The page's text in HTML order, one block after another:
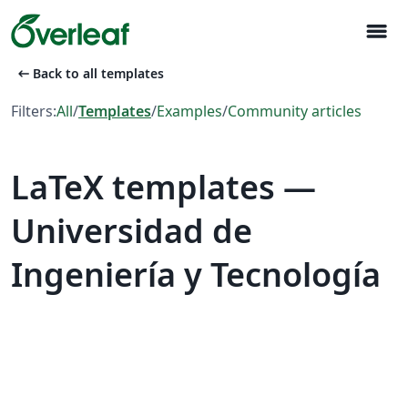
menu
arrow_left_alt Back to all templates
Filters:All/Templates/Examples/Community articles
LaTeX templates —
Universidad de
Ingeniería y Tecnología